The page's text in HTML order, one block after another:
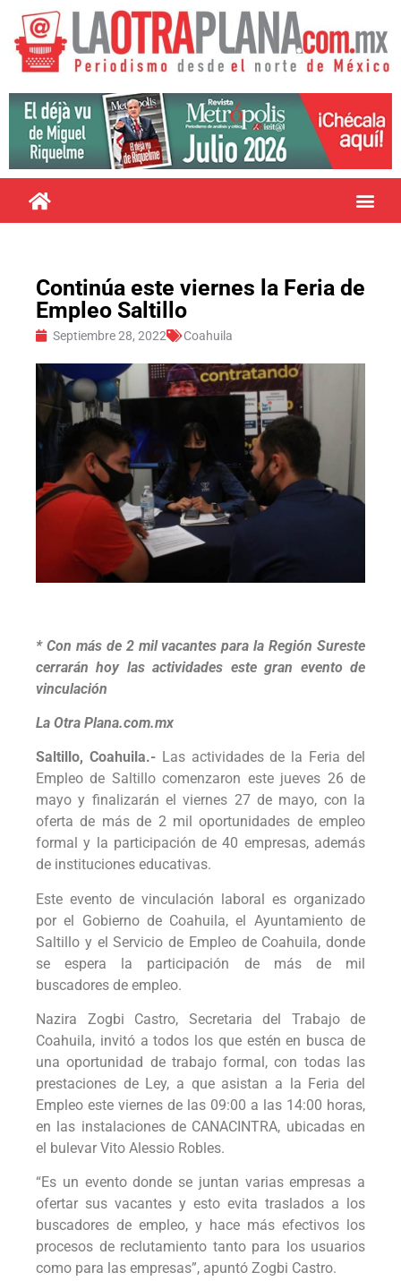
Continúa este viernes la Feria de
Empleo Saltillo
Septiembre 28, 2022 Coahuila
* Con más de 2 mil vacantes para la Región Sureste
cerrarán hoy las actividades este gran evento de
vinculación
La Otra Plana.com.mx
Saltillo, Coahuila.-Las actividades de la Feria del
Empleo de Saltillo comenzaron este jueves 26 de
mayo y finalizarán el viernes 27 de mayo, con la
oferta de más de 2 mil oportunidades de empleo
formal y la participación de 40 empresas, además
de instituciones educativas.
Este evento de vinculación laboral es organizado
por el Gobierno de Coahuila, el Ayuntamiento de
Saltillo y el Servicio de Empleo de Coahuila, donde
se espera la participación de más de mil
buscadores de empleo.
Nazira Zogbi Castro, Secretaria del Trabajo de
Coahuila, invitó a todos los que estén en busca de
una oportunidad de trabajo formal, con todas las
prestaciones de Ley, a que asistan a la Feria del
Empleo este viernes de las 09:00 a las 14:00 horas,
en las instalaciones de CANACINTRA, ubicadas en
el bulevar Vito Alessio Robles.
“Es un evento donde se juntan varias empresas a
ofertar sus vacantes y esto evita traslados a los
buscadores de empleo, y hace más efectivos los
procesos de reclutamiento tanto para los usuarios
como para las empresas”, apuntó Zogbi Castro.